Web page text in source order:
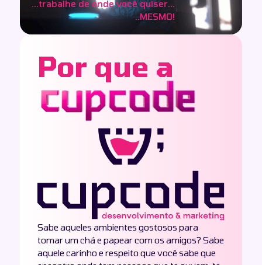
...trabalhe de onde você quiser...
..MESMO!
Por que a
Sabe aqueles ambientes gostosos para
tomar um chá e papear com os amigos? Sabe
aquele carinho e respeito que você sabe que